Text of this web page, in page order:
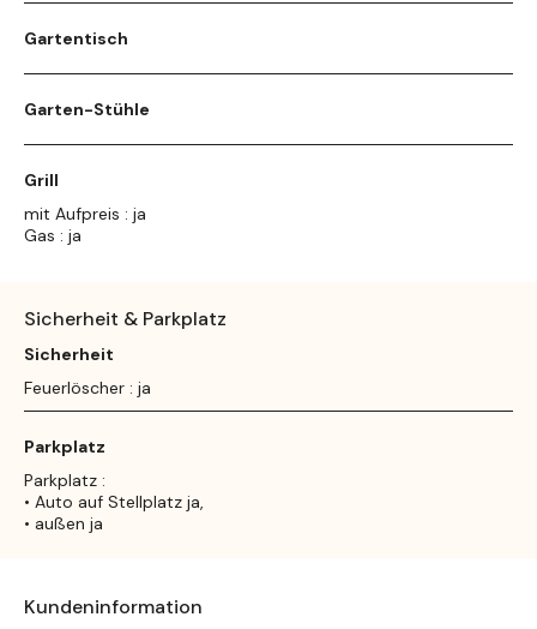
Gartentisch
Garten-Stühle
Grill
mit Aufpreis : ja
Gas : ja
Sicherheit & Parkplatz
Sicherheit
Feuerlöscher : ja
Parkplatz
Parkplatz :
• Auto auf Stellplatz ja,
• außen ja
Kundeninformation